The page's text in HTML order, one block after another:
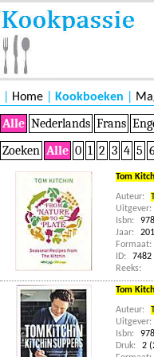
Home Kookboeken
Alle Nederlands Frans
Zoeken Alle 0 1 2 3 4 5 6
Tom
Auteur:
Uitgever:
Isbn:
Jaar:
Formaat:
ID:
7482
Reeks:
Tom
Auteur:
Uitgever:
Isbn:
Druk:
2